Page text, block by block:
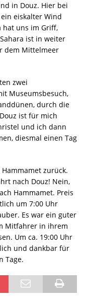
in Douz. Hier bei
eiskalter Wind
hat uns im Griff,
ist in weiter
dem Mittelmeer
zwei
Museumsbesuch,
durch die
ist für mich
und ich dann
diesmal einen Tag
zurück.
nach Douz! Nein,
Hammamet. Preis
um 7:00 Uhr
Es war ein guter
Mitfahrer in ihrem
Um ca. 19:00 Uhr
und dankbar für
Tage.